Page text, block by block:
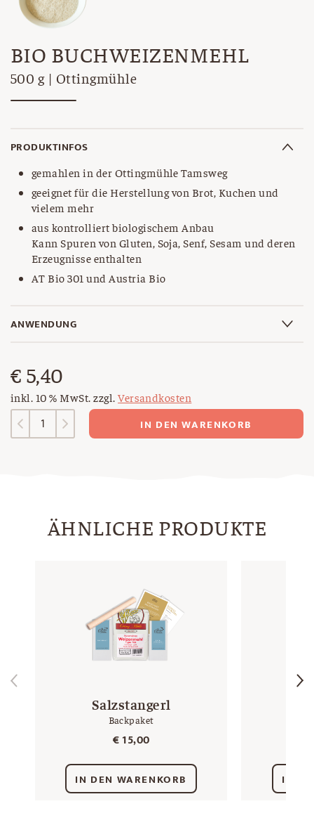
BIO BUCHWEIZENMEHL
500 g | Ottingmühle
€ 5,40
inkl. 10 % MwSt. zzgl.Versandkosten
Bio
Buchweizenmehl
IN DEN WARENKORB
PRODUKTINFOS
gemahlen in der Ottingmühle Tamsweg
geeignet für die Herstellung von Brot, Kuchen und
vielem mehr
aus kontrolliert biologischem Anbau
Kann Spuren von Gluten, Soja, Senf, Sesam und deren
Erzeugnisse enthalten
AT Bio 301 und Austria Bio
ANWENDUNG
ÄHNLICHE PRODUKTE
Salzstangerl
Backpaket
€15,00
IN DEN WARENKORB IN